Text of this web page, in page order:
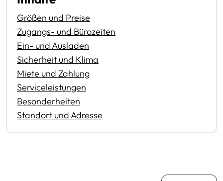
Größen und Preise
Zugangs- und Bürozeiten
Ein- und Ausladen
Sicherheit und Klima
Miete und Zahlung
Serviceleistungen
Besonderheiten
Standort und Adresse